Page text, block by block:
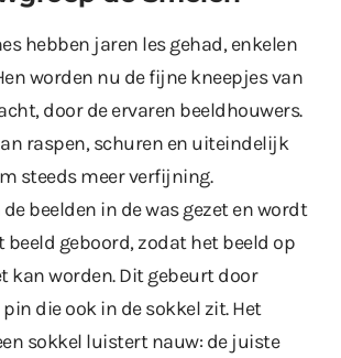
hebben jaren les gehad, enkelen
worden nu de fijne kneepjes van
door de ervaren beeldhouwers.
raspen, schuren en uiteindelijk
steeds meer verfijning.
beelden in de was gezet en wordt
beeld geboord, zodat het beeld op
kan worden. Dit gebeurt door
die ook in de sokkel zit. Het
sokkel luistert nauw: de juiste